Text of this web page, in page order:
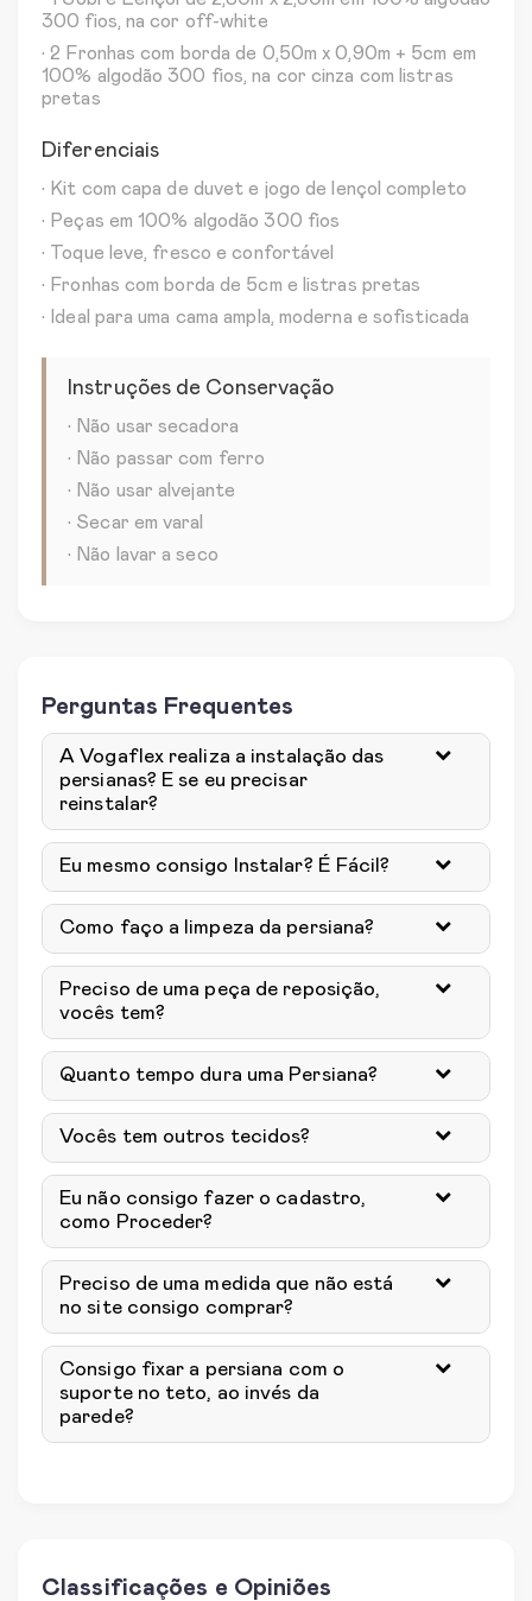
300 fios, na cor off-white
• 2 Fronhas com borda de 0,50m x 0,90m + 5cm em
100% algodão 300 fios, na cor cinza com listras
pretas
Diferenciais
• Kit com capa de duvet e jogo de lençol completo
• Peças em 100% algodão 300 fios
• Toque leve, fresco e confortável
• Fronhas com borda de 5cm e listras pretas
• Ideal para uma cama ampla, moderna e sofisticada
Instruções de Conservação
• Não usar secadora
• Não passar com ferro
• Não usar alvejante
• Secar em varal
• Não lavar a seco
Perguntas Frequentes
A Vogaflex realiza a instalação das
persianas? E se eu precisar
reinstalar?
Eu mesmo consigo Instalar? É Fácil?
Como faço a limpeza da persiana?
Preciso de uma peça de reposição,
vocês tem?
Quanto tempo dura uma Persiana?
Vocês tem outros tecidos?
Eu não consigo fazer o cadastro,
como Proceder?
Preciso de uma medida que não está
no site consigo comprar?
Consigo fixar a persiana com o
suporte no teto, ao invés da
parede?
Classificações e Opiniões